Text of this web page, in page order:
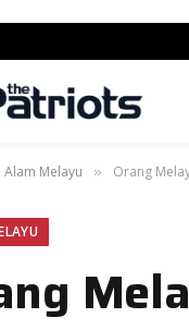
Alam Melayu » Orang